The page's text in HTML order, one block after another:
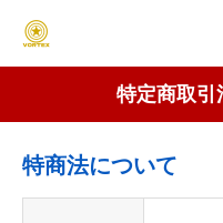
特定商取引
特商法について